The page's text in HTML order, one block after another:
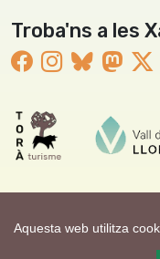
Aquesta web utilitza
Troba'ns a les